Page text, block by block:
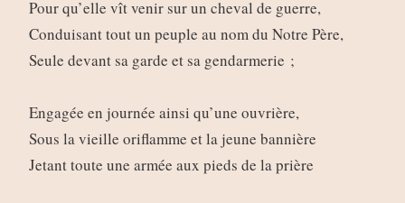
Pour qu’elle vît venir sur un cheval de guerre,
Conduisant tout un peuple au nom du Notre Père,
Seule devant sa garde et sa gendarmerie ;
Engagée en journée ainsi qu’une ouvrière,
Sous la vieille oriflamme et la jeune bannière
Jetant toute une armée aux pieds de la prière